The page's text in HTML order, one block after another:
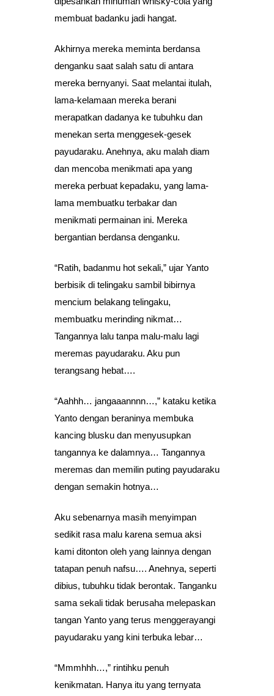
membuat badanku jadi hangat.
Akhirnya mereka meminta berdansa
denganku saat salah satu di antara
mereka bernyanyi. Saat melantai itulah,
lama-kelamaan mereka berani
merapatkan dadanya ke tubuhku dan
menekan serta menggesek-gesek
payudaraku. Anehnya, aku malah diam
dan mencoba menikmati apa yang
mereka perbuat kepadaku, yang lama-
lama membuatku terbakar dan
menikmati permainan ini. Mereka
bergantian berdansa denganku.
“Ratih, badanmu hot sekali,” ujar Yanto
berbisik di telingaku sambil bibirnya
mencium belakang telingaku,
membuatku merinding nikmat…
Tangannya lalu tanpa malu-malu lagi
meremas payudaraku. Aku pun
terangsang hebat….
“Aahhh… jangaaannnn…,” kataku ketika
Yanto dengan beraninya membuka
kancing blusku dan menyusupkan
tangannya ke dalamnya… Tangannya
meremas dan memilin puting payudaraku
dengan semakin hotnya…
Aku sebenarnya masih menyimpan
sedikit rasa malu karena semua aksi
kami ditonton oleh yang lainnya dengan
tatapan penuh nafsu…. Anehnya, seperti
dibius, tubuhku tidak berontak. Tanganku
sama sekali tidak berusaha melepaskan
tangan Yanto yang terus menggerayangi
payudaraku yang kini terbuka lebar…
“Mmmhhh…,” rintihku penuh
kenikmatan. Hanya itu yang ternyata